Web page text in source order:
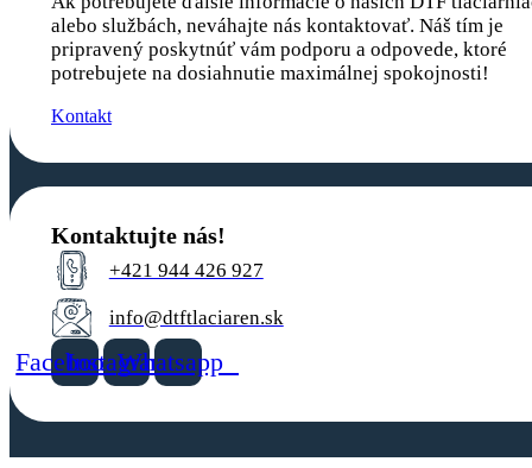
alebo službách, neváhajte nás kontaktovať. Náš tím je
pripravený poskytnúť vám podporu a odpovede, ktoré
potrebujete na dosiahnutie maximálnej spokojnosti!
Kontakt
Kontaktujte nás!
+421 944 426 927
info@dtftlaciaren.sk
FacebookInstagramWhatsapp